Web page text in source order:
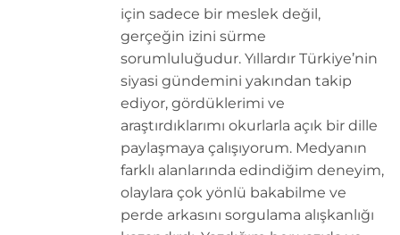
için sadece bir meslek değil,
gerçeğin izini sürme
sorumluluğudur. Yıllardır Türkiye’nin
siyasi gündemini yakından takip
ediyor, gördüklerimi ve
araştırdıklarımı okurlarla açık bir dille
paylaşmaya çalışıyorum. Medyanın
farklı alanlarında edindiğim deneyim,
olaylara çok yönlü bakabilme ve
perde arkasını sorgulama alışkanlığı